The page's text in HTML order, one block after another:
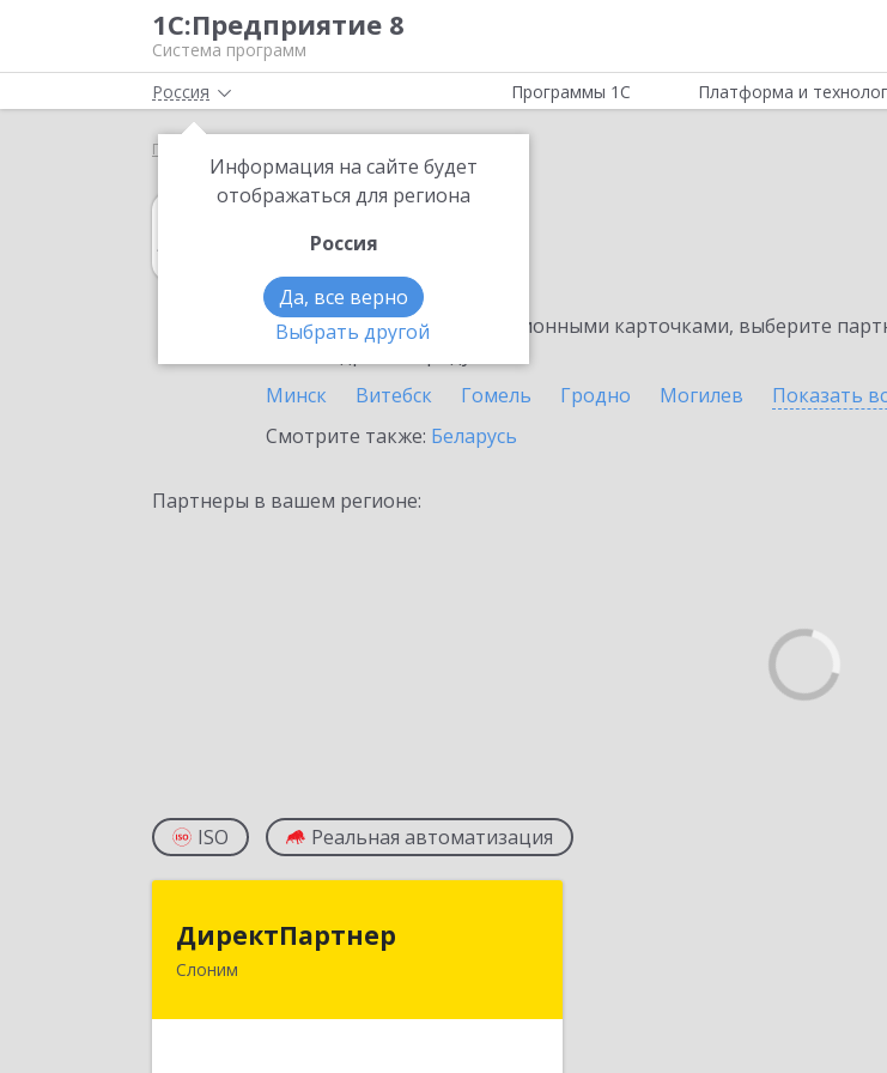
1С:Предприятие 8
Система программ
Россия
Информация на сайте будет
отображаться для региона
Россия
Да, все верно
Выбрать другой
Программы 1С Платформа и
Главная
1С:Архив
в Слониме
Ознакомьтесь с информационными карточками, выберите
Минск
Витебск Гомель Гродно Могилев Показать
Смотрите также: Беларусь
Партнеры в вашем регионе:
ISO Реальная автоматизация
ДиректПартнер
Слоним231800, РБ, Гродненская область, г.